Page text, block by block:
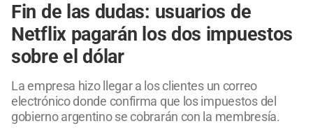
Fin de las dudas: usuarios de
Netflix pagarán los dos impuestos
sobre el dólar
La empresa hizo llegar a los clientes un correo
electrónico donde confirma que los impuestos del
gobierno argentino se cobrarán con la membresía.